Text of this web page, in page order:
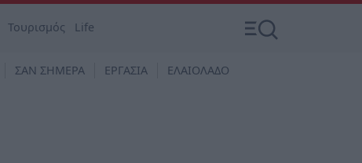
Τουρισμός Life
ΣΑΝ ΣΗΜΕΡΑ ΕΡΓΑΣΙΑ ΕΛΑΙΟΛΑΔΟ